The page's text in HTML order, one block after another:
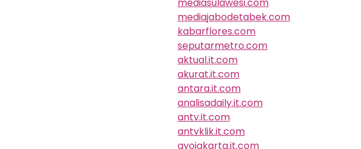
mediajabodetabek.com
kabarflores.com
seputarmetro.com
aktual.it.com
akurat.it.com
antara.it.com
analisadaily.it.com
antv.it.com
antvklik.it.com
ayojakarta.it.com